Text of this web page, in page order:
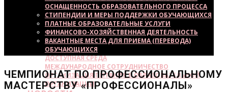
ОСНАЩЕННОСТЬ ОБРАЗОВАТЕЛЬНОГО ПРОЦЕССА
СТИПЕНДИИ И МЕРЫ ПОДДЕРЖКИ ОБУЧАЮЩИХСЯ
ПЛАТНЫЕ ОБРАЗОВАТЕЛЬНЫЕ УСЛУГИ
ФИНАНСОВО-ХОЗЯЙСТВЕННАЯ ДЕЯТЕЛЬНОСТЬ
ВАКАНТНЫЕ МЕСТА ДЛЯ ПРИЕМА (ПЕРЕВОДА)
ОБУЧАЮЩИХСЯ
ДОСТУПНАЯ СРЕДА
МЕЖДУНАРОДНОЕ СОТРУДНИЧЕСТВО
ОРГАНИЗАЦИЯ ПИТАНИЯ В ОБРАЗОВАТЕЛЬНОЙ
ОРГАНИЗАЦИИ
ЧЕМПИОНАТ ПО ПРОФЕССИОНАЛЬНОМУ
МАСТЕРСТВУ «ПРОФЕССИОНАЛЫ»